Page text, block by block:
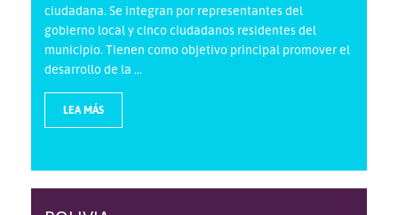
ciudadana. Se integran por representantes del
gobierno local y cinco ciudadanos residentes del
municipio. Tienen como objetivo principal promover el
desarrollo de la ...
LEA MÁS